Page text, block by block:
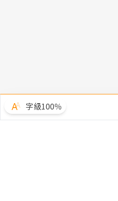
字級100％